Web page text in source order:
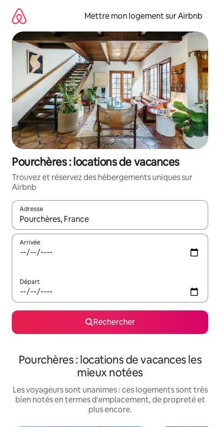
directement
contenu
Mettre mon logement sur Airbnb
Pourchères : locations de vacances
Trouvez et réservez des hébergements uniques sur
Airbnb
Adresse
Lorsque les résultats s'affichent, utilisez les flèches vers le
Arrivée
Départ
Rechercher
Pourchères : locations de vacances les
mieux notées
Les voyageurs sont unanimes : ces logements sont très
bien notés en termes d'emplacement, de propreté et
plus encore.